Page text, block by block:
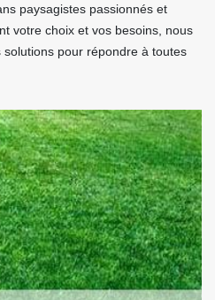
paysagistes passionnés et
votre choix et vos besoins, nous
pour répondre à toutes